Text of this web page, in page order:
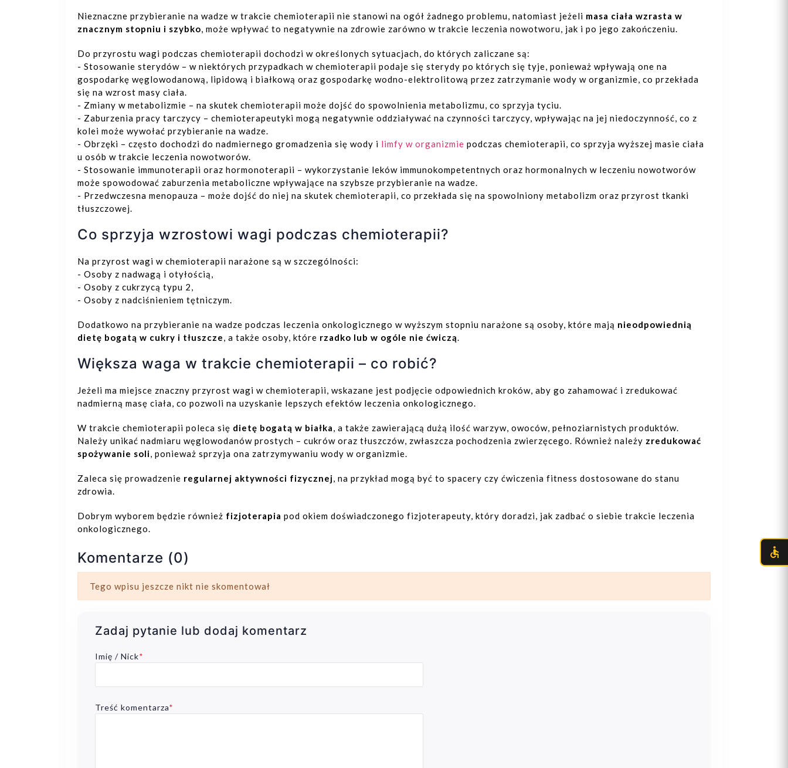
Nieznaczne przybieranie na wadze w trakcie chemioterapii nie stanowi na ogół żadnego problemu, natomiast jeżeli masa ciała wzrasta w
znacznym stopniu i szybko , może wpływać to negatywnie na zdrowie zarówno w trakcie leczenia nowotworu, jak i po jego zakończeniu.
Do przyrostu wagi podczas chemioterapii dochodzi w określonych sytuacjach, do których zaliczane są:
- Stosowanie sterydów – w niektórych przypadkach w chemioterapii podaje się sterydy po których się tyje, ponieważ wpływają one na
gospodarkę węglowodanową, lipidową i białkową oraz gospodarkę wodno-elektrolitową przez zatrzymanie wody w organizmie, co przekłada
się na wzrost masy ciała.
- Zmiany w metabolizmie – na skutek chemioterapii może dojść do spowolnienia metabolizmu, co sprzyja tyciu.
- Zaburzenia pracy tarczycy – chemioterapeutyki mogą negatywnie oddziaływać na czynności tarczycy, wpływając na jej niedoczynność, co z
kolei może wywołać przybieranie na wadze.
- Obrzęki – często dochodzi do nadmiernego gromadzenia się wody i limfy w organizmie podczas chemioterapii, co sprzyja wyższej masie ciała
u osób w trakcie leczenia nowotworów.
- Stosowanie immunoterapii oraz hormonoterapii – wykorzystanie leków immunokompetentnych oraz hormonalnych w leczeniu nowotworów
może spowodować zaburzenia metaboliczne wpływające na szybsze przybieranie na wadze.
- Przedwczesna menopauza – może dojść do niej na skutek chemioterapii, co przekłada się na spowolniony metabolizm oraz przyrost tkanki
tłuszczowej.
Co sprzyja wzrostowi wagi podczas chemioterapii?
Na przyrost wagi w chemioterapii narażone są w szczególności:
- Osoby z nadwagą i otyłością,
- Osoby z cukrzycą typu 2,
- Osoby z nadciśnieniem tętniczym.
Dodatkowo na przybieranie na wadze podczas leczenia onkologicznego w wyższym stopniu narażone są osoby, które mają nieodpowiednią
dietę bogatą w cukry i tłuszcze , a także osoby, które rzadko lub w ogóle nie ćwiczą
Większa waga w trakcie chemioterapii – co robić?
Jeżeli ma miejsce znaczny przyrost wagi w chemioterapii, wskazane jest podjęcie odpowiednich kroków, aby go zahamować i zredukować
nadmierną masę ciała, co pozwoli na uzyskanie lepszych efektów leczenia onkologicznego.
W trakcie chemioterapii poleca się dietę bogatą w białka , a także zawierającą dużą ilość warzyw, owoców, pełnoziarnistych produktów.
Należy unikać nadmiaru węglowodanów prostych – cukrów oraz tłuszczów, zwłaszcza pochodzenia zwierzęcego. Również należy zredukować
spożywanie soli , ponieważ sprzyja ona zatrzymywaniu wody w organizmie.
Zaleca się prowadzenie regularnej aktywności fizycznej , na przykład mogą być to spacery czy ćwiczenia fitness dostosowane do stanu
zdrowia.
Dobrym wyborem będzie również fizjoterapia pod okiem doświadczonego fizjoterapeuty, który doradzi, jak zadbać o siebie trakcie leczenia
onkologicznego.
Komentarze (0)
Tego wpisu jeszcze nikt nie skomentował
Zadaj pytanie lub dodaj komentarz
Imię / Nick*
Treść komentarza*